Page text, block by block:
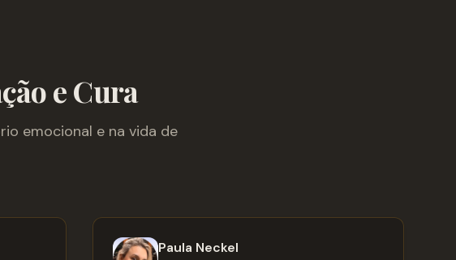
e Cura
emocional e na vida de
Paula Neckel